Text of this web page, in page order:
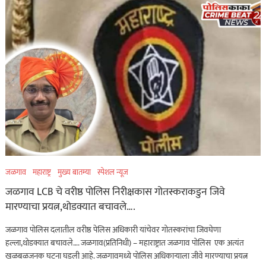
जळगाव महाराष्ट्र मुख्य बातम्या स्पेशल न्यूज
जळगाव LCB चे वरीष्ठ पोलिस निरीक्षकास गोतस्कराकडुन जिवे
मारण्याचा प्रयत्न,थोडक्यात बचावले….
जळगाव पोलिस दलातील वरीष्ठ पेलिस अधिकारी यांचेवर गोतस्करांचा जिवघेणा
हल्ला,थोडक्यात बचावले…. जळगाव(प्रतिनिधी) – महाराष्ट्रात जळगाव पोलिस एक अत्यंत
खळबळजनक घटना घडली आहे. जळगावमध्ये पोलिस अधिकाऱ्याला जीवे मारण्याचा प्रयत्न